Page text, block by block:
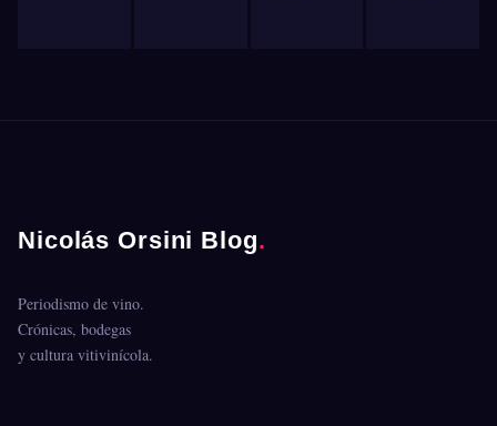
Nicolás Orsini Blog.
Periodismo de vino.
Crónicas, bodegas
y cultura vitivinícola.